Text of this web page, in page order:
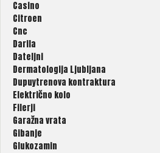
Casino
Citroen
Cnc
Darila
Dateljni
Dermatologija Ljubljana
Dupuytrenova kontraktura
Električno kolo
Filerji
Garažna vrata
Gibanje
Glukozamin